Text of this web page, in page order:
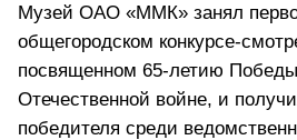
Музей ОАО «ММК» занял
общегородском конкурсе-
посвященном 65-летию
Отечественной войне, и
победителя среди